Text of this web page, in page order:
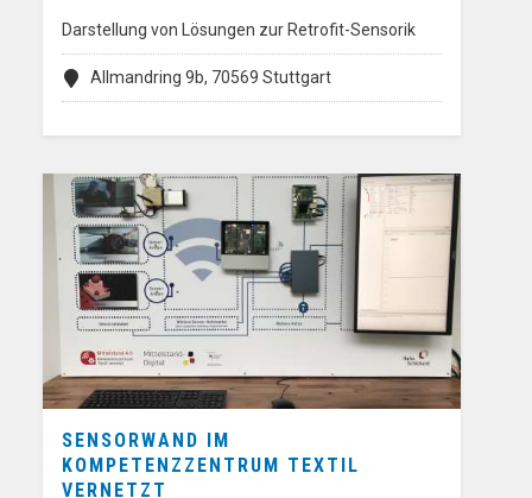
Darstellung von Lösungen zur Retrofit-Sensorik
Allmandring 9b, 70569 Stuttgart
SENSORWAND IM
KOMPETENZZENTRUM TEXTIL
VERNETZT